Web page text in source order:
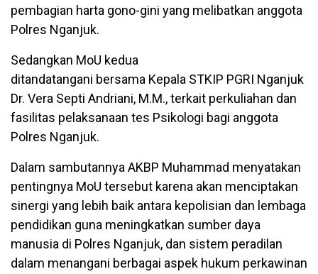
pembagian harta gono-gini yang melibatkan anggota
Polres Nganjuk.
Sedangkan MoU kedua
ditandatangani bersama Kepala STKIP PGRI Nganjuk
Dr. Vera Septi Andriani, M.M., terkait perkuliahan dan
fasilitas pelaksanaan tes Psikologi bagi anggota
Polres Nganjuk.
Dalam sambutannya AKBP Muhammad menyatakan
pentingnya MoU tersebut karena akan menciptakan
sinergi yang lebih baik antara kepolisian dan lembaga
pendidikan guna meningkatkan sumber daya
manusia di Polres Nganjuk, dan sistem peradilan
dalam menangani berbagai aspek hukum perkawinan